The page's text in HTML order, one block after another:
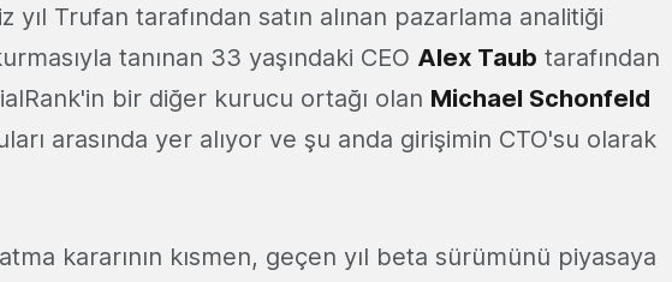
yıl Trufan tarafından satın alınan pazarlama analitiği
tanınan 33 yaşındaki CEO Alex Taub tarafından
bir diğer kurucu ortağı olan Michael Schonfeld
arasında yer alıyor ve şu anda girişimin CTO'su olarak
kararının kısmen, geçen yıl beta sürümünü piyasaya